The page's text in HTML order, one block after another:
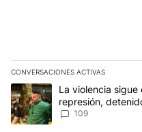
CONVERSACIONES ACTIVAS
Este listado muestra los
Un artículo de tendencia
La violencia sigue
represión,
109